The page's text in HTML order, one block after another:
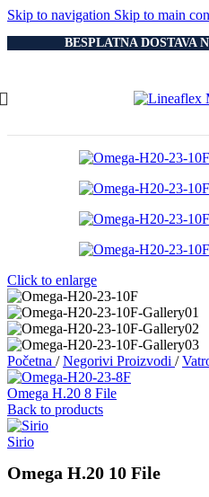
Skip to navigation Skip to main
BESPLATNA DOSTAVA
Click to enlarge
Početna / Negorivi Proizvodi /
Omega H.20 8 File
Back to products
Sirio
Omega H.20 10 File